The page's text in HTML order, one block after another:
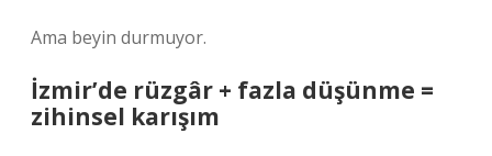
Ama beyin durmuyor.
İzmir’de rüzgâr + fazla düşünme =
zihinsel karışım